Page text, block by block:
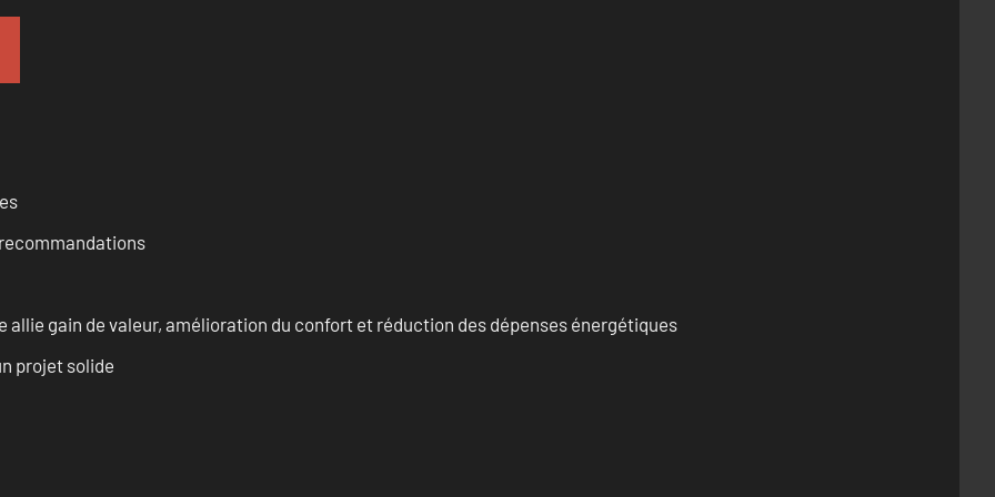
allie gain de valeur, amélioration du confort et réduction des dépenses énergétiques
projet solide